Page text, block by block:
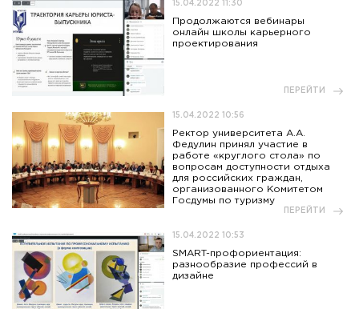
15.04.2022 11:30
Продолжаются вебинары
онлайн школы карьерного
проектирования
ПЕРЕЙТИ
15.04.2022 10:56
Ректор университета А.А.
Федулин принял участие в
работе «круглого стола» по
вопросам доступности отдыха
для российских граждан,
организованного Комитетом
Госдумы по туризму
ПЕРЕЙТИ
15.04.2022 10:53
SMART-профориентация:
разнообразие профессий в
дизайне